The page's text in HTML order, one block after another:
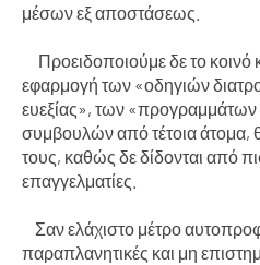
μέσων εξ αποστάσεως.
Προειδοποιούμε δε το κοινό
εφαρμογή των «οδηγιών
ευεξίας», των «προγραμμάτων
συμβουλών από τέτοια άτομα,
τους, καθώς δε δίδονται από
επαγγελματίες.
Σαν ελάχιστο μέτρο
παραπλανητικές και μη